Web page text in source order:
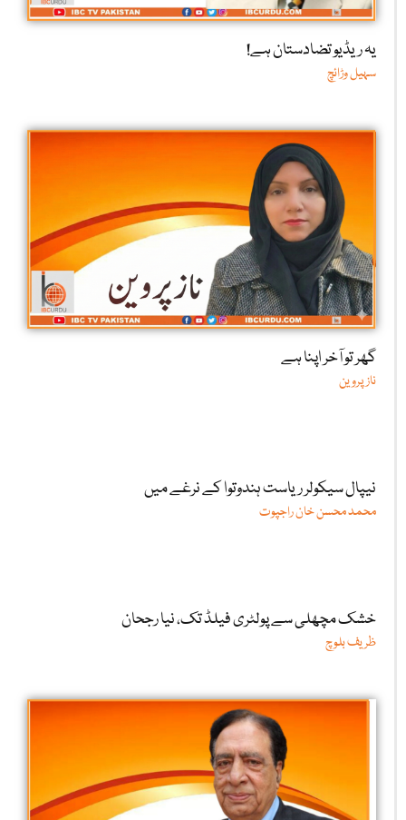
یہ ریڈیو تضادستان ہے!
سہیل وڑائچ
گھر تو آخر اپنا ہے
ناز پروین
نیپال سیکولر ریاست ہندوتوا کے نرغے میں
محمد محسن خان راجپوت
خشک مچھلی سے پولٹری فیلڈ تک، نیا رجحان
ظریف بلوچ